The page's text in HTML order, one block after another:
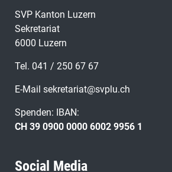
SVP Kanton Luzern
Sekretariat
6000 Luzern
Tel. 041 / 250 67 67
E-Mail sekretariat@svplu.ch
Spenden: IBAN:
CH 39 0900 0000 6002 9956 1
Social Media